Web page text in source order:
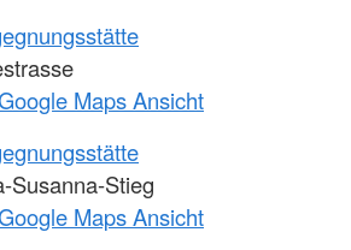
Maps Ansicht
Susanna-Stieg
Maps Ansicht